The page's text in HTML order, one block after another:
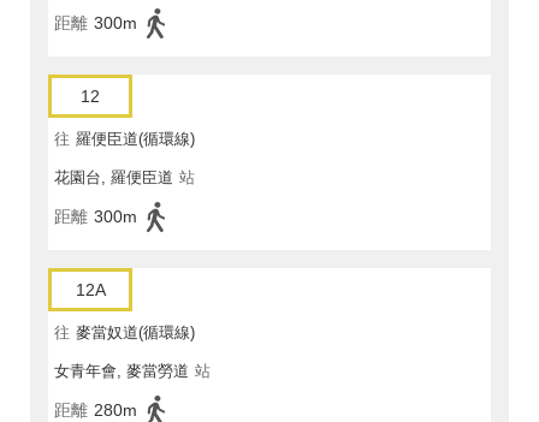
距離 300m
12
往 羅便臣道(循環線)
花園台, 羅便臣道 站
距離 300m
12A
往 麥當奴道(循環線)
女青年會, 麥當勞道 站
距離 280m